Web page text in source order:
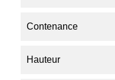
Contenance
Hauteur